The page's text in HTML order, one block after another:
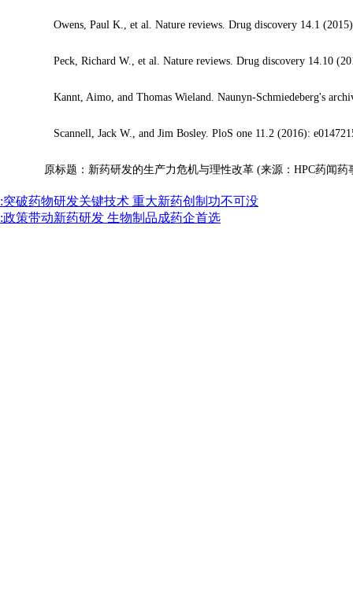
Owens, Paul K., et al. Nature reviews. Drug discovery 14.1
Peck, Richard W., et al. Nature reviews. Drug discovery 14.10
Kannt, Aimo, and Thomas Wieland. Naunyn-Schmiedeberg's
Scannell, Jack W., and Jim Bosley. PloS one 11.2 (2016):
原标题：新药研发的生产力危机与理性改革 (来源：HPC药闻药
:突破药物研发关键技术 重大新药创制功不可没
:政策带动新药研发 生物制品成药企首选